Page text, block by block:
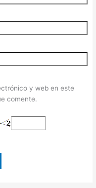
y web en este
comente.